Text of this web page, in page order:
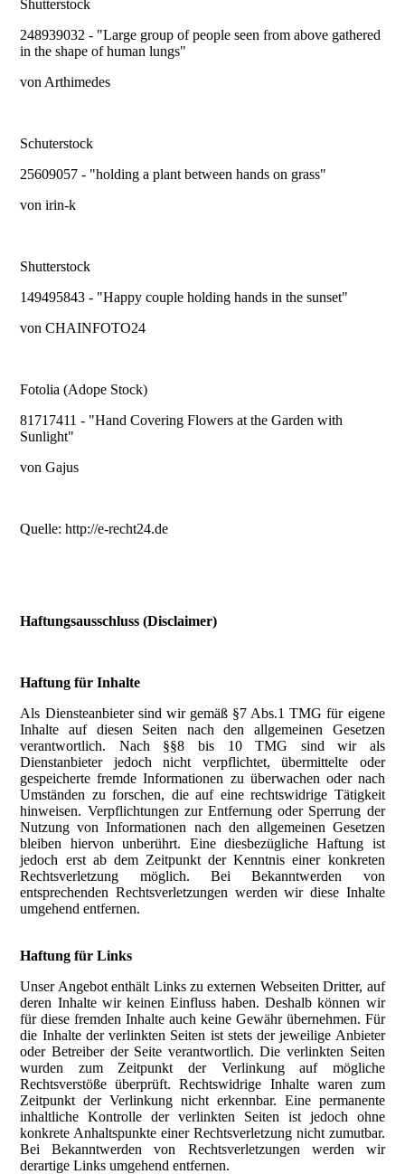
Shutterstock
248939032 - "Large group of people seen from above gathered
in the shape of human lungs"
von Arthimedes
Schuterstock
25609057 - "holding a plant between hands on grass"
von irin-k
Shutterstock
149495843 - "Happy couple holding hands in the sunset"
von CHAINFOTO24
Fotolia (Adope Stock)
81717411 - "Hand Covering Flowers at the Garden with
Sunlight"
von Gajus
Quelle: http://e-recht24.de
Haftungsausschluss (Disclaimer)
Haftung für Inhalte
Als Diensteanbieter sind wir gemäß §7 Abs.1 TMG für eigene
Inhalte auf diesen Seiten nach den allgemeinen Gesetzen
verantwortlich. Nach §§8 bis 10 TMG sind wir als
Dienstanbieter jedoch nicht verpflichtet, übermittelte oder
gespeicherte fremde Informationen zu überwachen oder nach
Umständen zu forschen, die auf eine rechtswidrige Tätigkeit
hinweisen. Verpflichtungen zur Entfernung oder Sperrung der
Nutzung von Informationen nach den allgemeinen Gesetzen
bleiben hiervon unberührt. Eine diesbezügliche Haftung ist
jedoch erst ab dem Zeitpunkt der Kenntnis einer konkreten
Rechtsverletzung möglich. Bei Bekanntwerden von
entsprechenden Rechtsverletzungen werden wir diese Inhalte
umgehend entfernen.
Haftung für Links
Unser Angebot enthält Links zu externen Webseiten Dritter, auf
deren Inhalte wir keinen Einfluss haben. Deshalb können wir
für diese fremden Inhalte auch keine Gewähr übernehmen. Für
die Inhalte der verlinkten Seiten ist stets der jeweilige Anbieter
oder Betreiber der Seite verantwortlich. Die verlinkten Seiten
wurden zum Zeitpunkt der Verlinkung auf mögliche
Rechtsverstöße überprüft. Rechtswidrige Inhalte waren zum
Zeitpunkt der Verlinkung nicht erkennbar. Eine permanente
inhaltliche Kontrolle der verlinkten Seiten ist jedoch ohne
konkrete Anhaltspunkte einer Rechtsverletzung nicht zumutbar.
Bei Bekanntwerden von Rechtsverletzungen werden wir
derartige Links umgehend entfernen.